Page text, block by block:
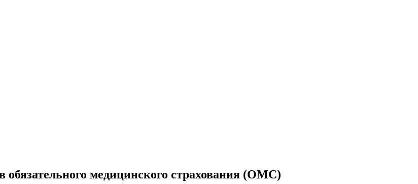
медицинского страхования (ОМС)